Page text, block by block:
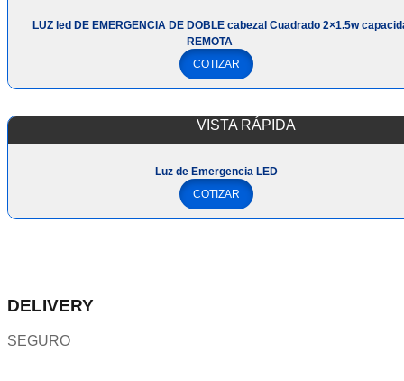
LUZ led DE EMERGENCIA DE DOBLE cabezal Cuadrado 2×1.5w
REMOTA
COTIZAR
VISTA RÁPIDA
Luz de Emergencia LED
COTIZAR
DELIVERY
SEGURO